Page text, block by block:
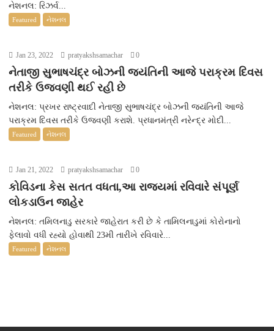
નેશનલ: રિઝર્વ...
Featured નેશનલ
Jan 23, 2022 pratyakshsamachar 0
નેતાજી સુભાષચંદ્ર બોઝની જયંતિની આજે પરાક્રમ દિવસ
તરીકે ઉજવણી થઈ રહી છે
નેશનલ: પ્રખર રાષ્ટ્રવાદી નેતાજી સુભાષચંદ્ર બોઝની જયંતિની આજે
પરાક્રમ દિવસ તરીકે ઉજવણી કરાશે. પ્રધાનમંત્રી નરેન્દ્ર મોદી...
Featured નેશનલ
Jan 21, 2022 pratyakshsamachar 0
કોવિડના કેસ સતત વધતા,આ રાજ્યમાં રવિવારે સંપૂર્ણ
લોકડાઉન જાહેર
નેશનલ: તમિલનાડુ સરકારે જાહેરાત કરી છે કે તામિલનાડુમાં કોરોનાનો
ફેલાવો વધી રહ્યો હોવાથી 23મી તારીખે રવિવારે...
Featured નેશનલ